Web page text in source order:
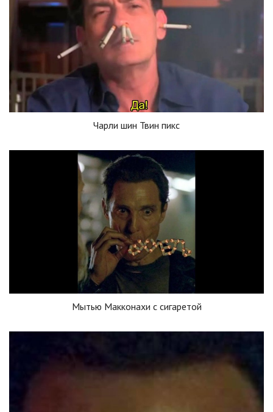
Чарли шин Твин пикс
Мытью Макконахи с сигаретой